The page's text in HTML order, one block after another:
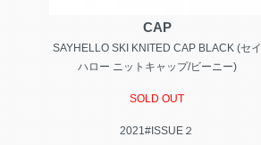
CAP
SAYHELLO SKI KNITED CAP BLACK (セイ
ハロー ニットキャップ/ビーニー)
SOLD OUT
2021#ISSUE２